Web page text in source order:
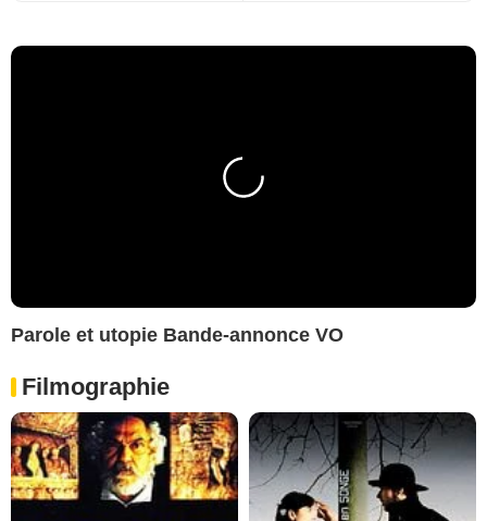
Parole et utopie Bande-annonce VO
Filmographie